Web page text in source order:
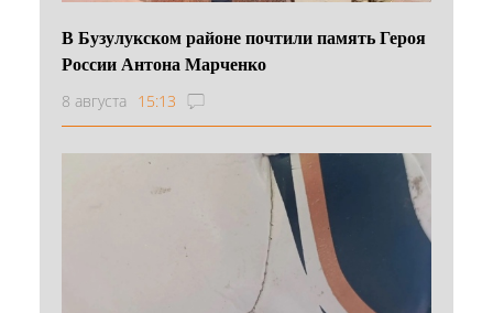
В Бузулукском районе почтили память Героя
России Антона Марченко
8 августа 15:13